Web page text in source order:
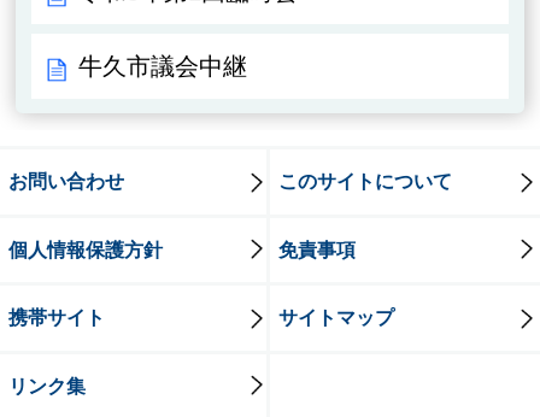
牛久市議会中継
お問い合わせ このサイトについて
個人情報保護方針 免責事項
携帯サイト サイトマップ
リンク集